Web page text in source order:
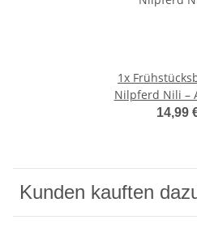
1x
Nilpferd Nili –
14,99
Kunden kauften